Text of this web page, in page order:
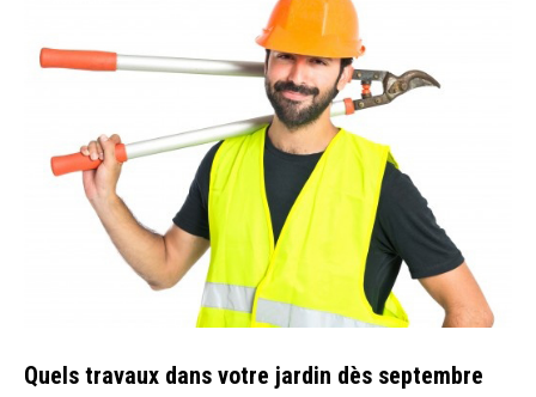
Quels travaux dans votre jardin dès septembre